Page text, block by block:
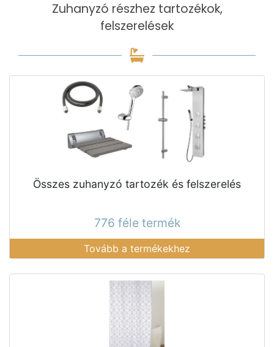
Zuhanyzó részhez tartozékok,
felszerelések
Összes zuhanyzó tartozék és felszerelés
776 féle termék
Tovább a termékekhez